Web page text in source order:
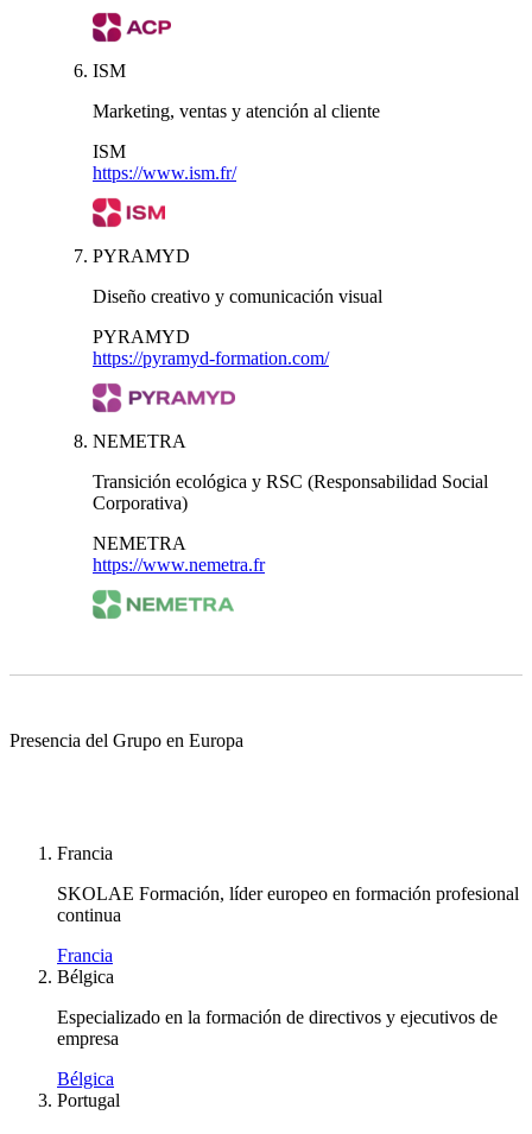
ISM
Marketing, ventas y atención al cliente
ISM
https://www.ism.fr/
PYRAMYD
Diseño creativo y comunicación visual
PYRAMYD
https://pyramyd-formation.com/
NEMETRA
Transición ecológica y RSC (Responsabilidad Social
Corporativa)
NEMETRA
https://www.nemetra.fr
Presencia del Grupo en Europa
Francia
SKOLAE Formación, líder europeo en formación profesional
continua
Francia
Bélgica
Especializado en la formación de directivos y ejecutivos de
empresa
Bélgica
Portugal